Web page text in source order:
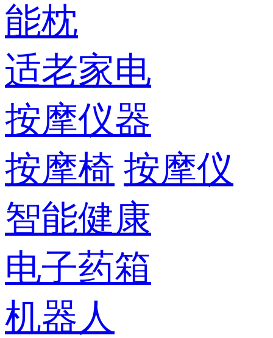
能枕
适老家电
按摩仪器
按摩椅 按摩仪
智能健康
电子药箱
机器人